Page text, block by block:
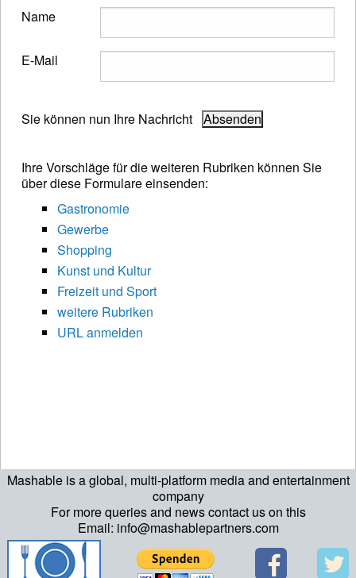
Mashable is a global, multi-platform media and entertainment
company
For more queries and news contact us on this
Email: info@mashablepartners.com
Name
E-Mail
Sie können nun Ihre Nachricht
Ihre Vorschläge für die weiteren Rubriken können Sie
über diese Formulare einsenden:
Gastronomie
Gewerbe
Shopping
Kunst und Kultur
Freizeit und Sport
weitere Rubriken
URL anmelden